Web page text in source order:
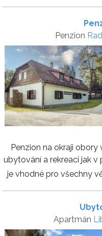
Penzion
Penzion na okraji
ubytování a rekreaci jak
je vhodné pro všechny
Apartmán